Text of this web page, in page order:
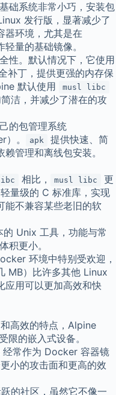
础系统非常小巧，安装包
发行版，显著减少了
器环境，尤其是在
量的基础镜像。
性。默认情况下，它使用
补丁，提供更强的内存保
默认使用
musl libc
洁，并减少了潜在的攻
的包管理系统
。 apk
提供快速、简
管理和离线包安装。
相比， musl libc
更
量级的 C 标准库，实现
能不兼容某些老旧的软
的 Unix 工具，功能与常
积更小。
环境中特别受欢迎，
MB）比许多其他 Linux
应用可以更加高效和快
高效的特点，Alpine
限的嵌入式设备。
常作为 Docker 容器镜
小的攻击面和更高的效
的社区，虽然它不像一